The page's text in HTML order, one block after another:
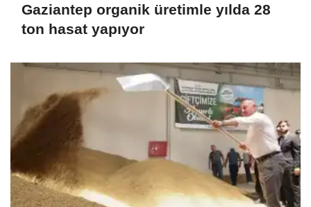
Gaziantep organik üretimle yılda 28
ton hasat yapıyor